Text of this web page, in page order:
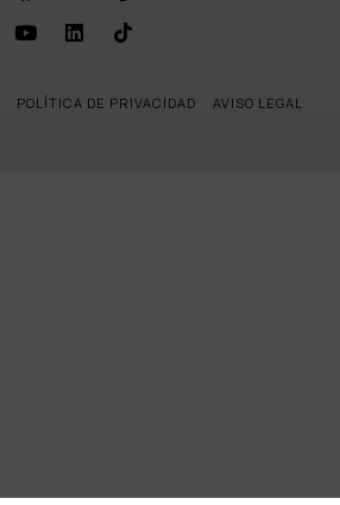
POLÍTICA DE PRIVACIDAD AVISO LEGAL